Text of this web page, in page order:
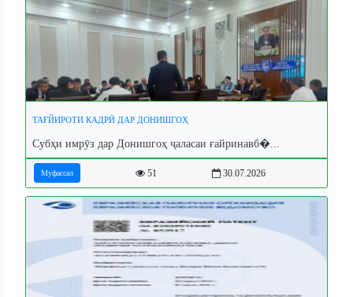
ТАҒЙИРОТИ КАДРӢ ДАР ДОНИШГОҲ
Субҳи имрӯз дар Донишгоҳ ҷаласаи ғайринавб�...
Муфассал 51 30.07.2026